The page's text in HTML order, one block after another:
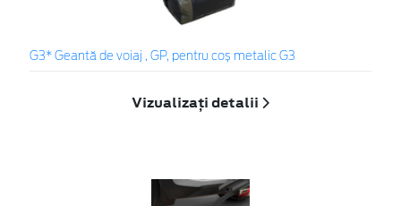
G3* Geantă de voiaj , GP, pentru coș metalic G3
Vizualizați detalii